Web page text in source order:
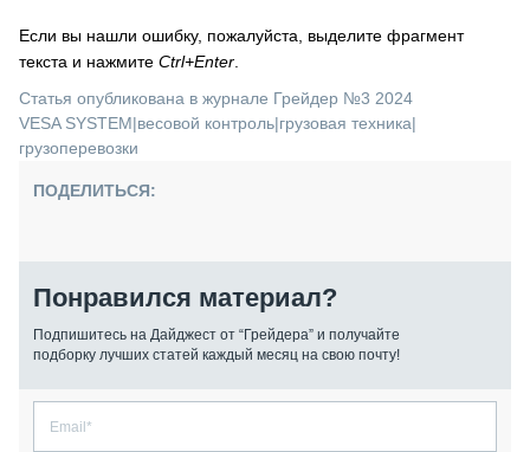
Если вы нашли ошибку, пожалуйста, выделите фрагмент
текста и нажмите Ctrl+Enter
Статья опубликована в журнале Грейдер №3 2024
VESA SYSTEM|весовой контроль|грузовая техника|
грузоперевозки
ПОДЕЛИТЬСЯ:
Понравился материал?
Подпишитесь на Дайджест от “Грейдера” и получайте
подборку лучших статей каждый месяц на свою почту!